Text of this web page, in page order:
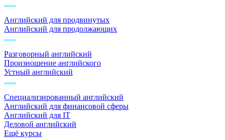
Английский для продвинутых
Английский для продолжающих
Разговорный английский
Произношение английского
Устный английский
Специализированный английский
Английский для финансовой сферы
Английский для IT
Деловой английский
Ещё курсы